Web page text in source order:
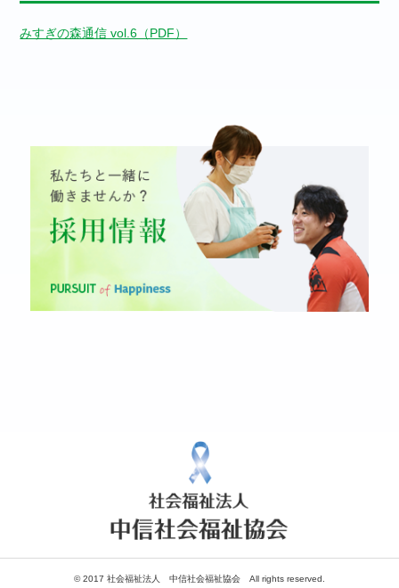
みすぎの森通信 vol.6（PDF）
© 2017 社会福祉法人 中信社会福祉協会 All rights reserved.